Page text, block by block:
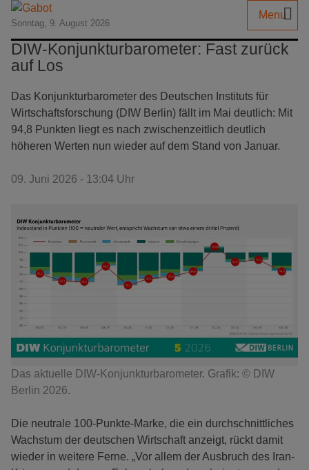
Sonntag, 9. August 2026
Menu
DIW-Konjunkturbarometer: Fast zurück
auf Los
Das Konjunkturbarometer des Deutschen Instituts für
Wirtschaftsforschung (DIW Berlin) fällt im Mai deutlich: Mit
94,8 Punkten liegt es nach zwischenzeitlich deutlich
höheren Werten nun wieder auf dem Stand von Januar.
09. Juni 2026 - 13:04 Uhr
Das aktuelle DIW-Konjunkturbarometer. Grafik: © DIW
Berlin 2026.
Die neutrale 100-Punkte-Marke, die ein durchschnittliches
Wachstum der deutschen Wirtschaft anzeigt, rückt damit
wieder in weitere Ferne. „Vor allem der Ausbruch des Iran-